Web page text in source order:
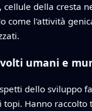
cellule della cresta
come l'attività
umani e
dello sviluppo
Hanno